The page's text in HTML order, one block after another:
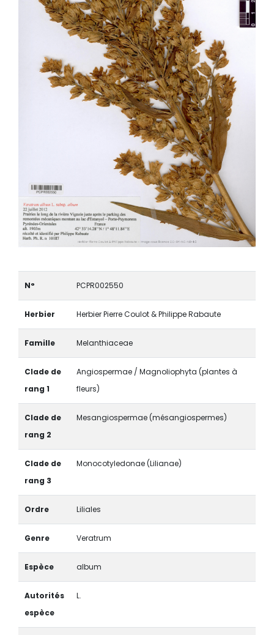
N° PCPR002550
Herbier Herbier Pierre Coulot & Philippe Rabaute
Famille Melanthiaceae
Clade de
rang 1
Angiospermae / Magnoliophyta (plantes à
fleurs)
Clade de
rang 2
Mesangiospermae (mésangiospermes)
Clade de
rang 3
Monocotyledonae (Lilianae)
Ordre Liliales
Genre Veratrum
Espèce album
Autorités
espèce
L.